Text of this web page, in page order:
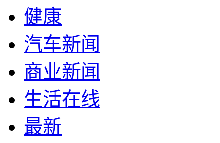
健康
汽车新闻
商业新闻
生活在线
最新